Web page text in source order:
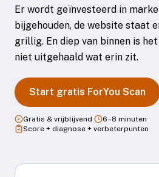
Er wordt geïnvesteerd in
bijgehouden, de website staat
grillig. En diep van binnen is
niet uitgehaald wat erin zit.
Start gratis ForYou Scan
Gratis & vrijblijvend· 6–8 minuten·
Score + diagnose + verbeterpunten